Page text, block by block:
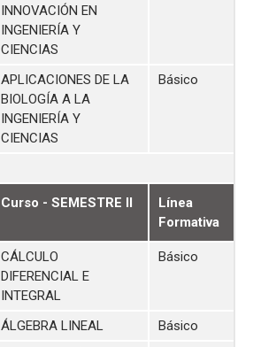
INNOVACIÓN EN
INGENIERÍA Y
CIENCIAS
APLICACIONES DE LA
BIOLOGÍA A LA
INGENIERÍA Y
CIENCIAS
Básico
Curso - SEMESTRE II
Línea
Formativa
CÁLCULO
DIFERENCIAL E
INTEGRAL
Básico
ÁLGEBRA LINEAL
Básico